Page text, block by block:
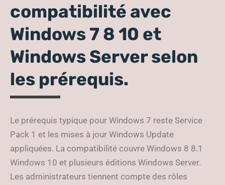
compatibilité avec
Windows 7 8 10 et
Windows Server selon
les prérequis.
Le prérequis typique pour Windows 7 reste Service
Pack 1 et les mises à jour Windows Update
appliquées. La compatibilité couvre Windows 8 8.1
Windows 10 et plusieurs éditions Windows Server.
Les administrateurs tiennent compte des rôles